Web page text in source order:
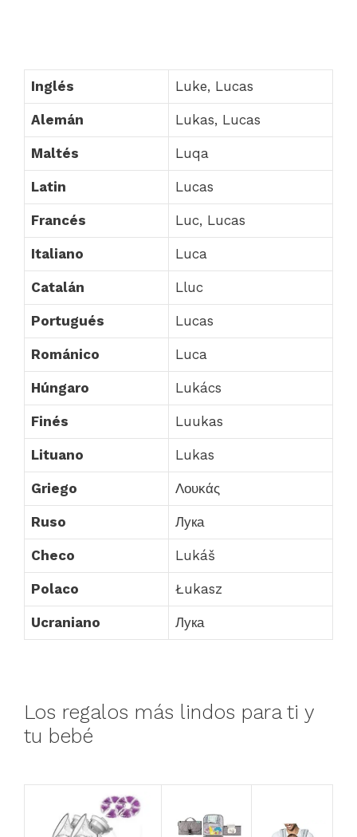
Inglés Luke, Lucas
Alemán Lukas, Lucas
Maltés Luqa
Latin Lucas
Francés Luc, Lucas
Italiano Luca
Catalán Lluc
Portugués Lucas
Románico Luca
Húngaro Lukács
Finés Luukas
Lituano Lukas
Griego Λουκάς
Ruso Лука
Checo Lukáš
Polaco Łukasz
Ucraniano Лука
Los regalos más lindos para ti y
tu bebé